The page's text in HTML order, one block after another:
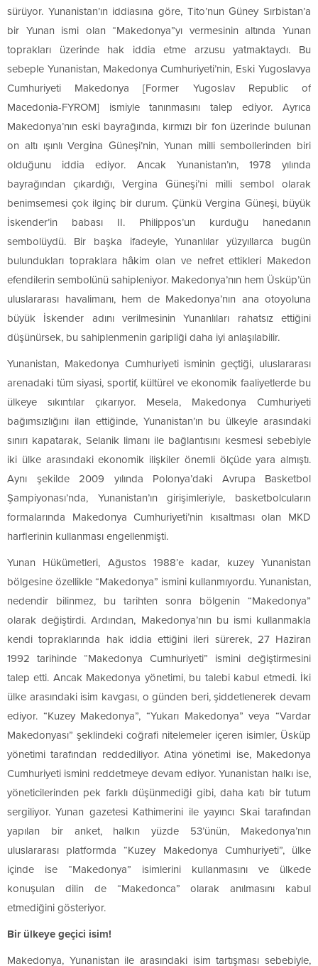
sürüyor. Yunanistan’ın iddiasına göre, Tito’nun Güney Sırbistan’a
bir Yunan ismi olan “Makedonya”yı vermesinin altında Yunan
toprakları üzerinde hak iddia etme arzusu yatmaktaydı. Bu
sebeple Yunanistan, Makedonya Cumhuriyeti’nin, Eski Yugoslavya
Cumhuriyeti Makedonya [Former Yugoslav Republic of
Macedonia-FYROM] ismiyle tanınmasını talep ediyor. Ayrıca
Makedonya’nın eski bayrağında, kırmızı bir fon üzerinde bulunan
on altı ışınlı Vergina Güneşi’nin, Yunan milli sembollerinden biri
olduğunu iddia ediyor. Ancak Yunanistan’ın, 1978 yılında
bayrağından çıkardığı, Vergina Güneşi’ni milli sembol olarak
benimsemesi çok ilginç bir durum. Çünkü Vergina Güneşi, büyük
İskender’in babası II. Philippos’un kurduğu hanedanın
sembolüydü. Bir başka ifadeyle, Yunanlılar yüzyıllarca bugün
bulundukları topraklara hâkim olan ve nefret ettikleri Makedon
efendilerin sembolünü sahipleniyor. Makedonya’nın hem Üsküp’ün
uluslararası havalimanı, hem de Makedonya’nın ana otoyoluna
büyük İskender adını verilmesinin Yunanlıları rahatsız ettiğini
düşünürsek, bu sahiplenmenin garipliği daha iyi anlaşılabilir.
Yunanistan, Makedonya Cumhuriyeti isminin geçtiği, uluslararası
arenadaki tüm siyasi, sportif, kültürel ve ekonomik faaliyetlerde bu
ülkeye sıkıntılar çıkarıyor. Mesela, Makedonya Cumhuriyeti
bağımsızlığını ilan ettiğinde, Yunanistan’ın bu ülkeyle arasındaki
sınırı kapatarak, Selanik limanı ile bağlantısını kesmesi sebebiyle
iki ülke arasındaki ekonomik ilişkiler önemli ölçüde yara almıştı.
Aynı şekilde 2009 yılında Polonya’daki Avrupa Basketbol
Şampiyonası’nda, Yunanistan’ın girişimleriyle, basketbolcuların
formalarında Makedonya Cumhuriyeti’nin kısaltması olan MKD
harflerinin kullanması engellenmişti.
Yunan Hükümetleri, Ağustos 1988’e kadar, kuzey Yunanistan
bölgesine özellikle “Makedonya” ismini kullanmıyordu. Yunanistan,
nedendir bilinmez, bu tarihten sonra bölgenin “Makedonya”
olarak değiştirdi. Ardından, Makedonya’nın bu ismi kullanmakla
kendi topraklarında hak iddia ettiğini ileri sürerek, 27 Haziran
1992 tarihinde “Makedonya Cumhuriyeti” ismini değiştirmesini
talep etti. Ancak Makedonya yönetimi, bu talebi kabul etmedi. İki
ülke arasındaki isim kavgası, o günden beri, şiddetlenerek devam
ediyor. “Kuzey Makedonya”, “Yukarı Makedonya” veya “Vardar
Makedonyası” şeklindeki coğrafi nitelemeler içeren isimler, Üsküp
yönetimi tarafından reddediliyor. Atina yönetimi ise, Makedonya
Cumhuriyeti ismini reddetmeye devam ediyor. Yunanistan halkı ise,
yöneticilerinden pek farklı düşünmediği gibi, daha katı bir tutum
sergiliyor. Yunan gazetesi Kathimerini ile yayıncı Skai tarafından
yapılan bir anket, halkın yüzde 53’ünün, Makedonya’nın
uluslararası platformda “Kuzey Makedonya Cumhuriyeti”, ülke
içinde ise “Makedonya” isimlerini kullanmasını ve ülkede
konuşulan dilin de “Makedonca” olarak anılmasını kabul
etmediğini gösteriyor.
Bir ülkeye geçici isim!
Makedonya, Yunanistan ile arasındaki isim tartışması sebebiyle,